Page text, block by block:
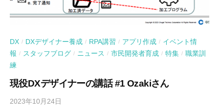
DX / DXデザイナー養成 / RPA講習 / アプリ作成 / イベント情
報 / スタッフブログ / ニュース / 市民開発者育成 / 特集 / 職業訓
練
現役DXデザイナーの講話 #1 Ozakiさん
2023年10月24日